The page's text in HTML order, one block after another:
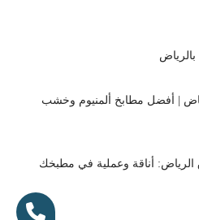
| أفضل مطابخ ألمنيوم وخشب
أناقة وعملية في مطبخك